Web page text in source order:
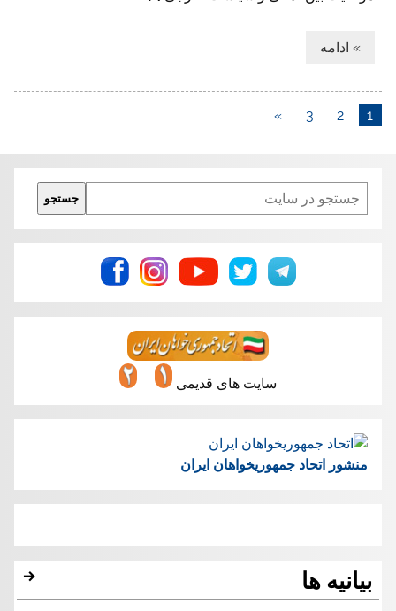
» ادامه
1
2
3
»
Search
جستجو
سایت های قدیمی
منشور اتحاد جمهوریخواهان ایران
بیانیه ها